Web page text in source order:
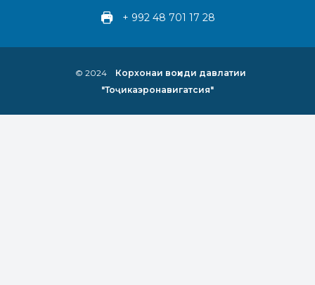
+ 992 48 701 17 28
© 2024
Корхонаи воҳиди давлатии
"Тоҷикаэронавигатсия"